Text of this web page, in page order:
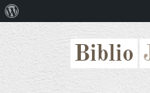
Biblio
WordPress